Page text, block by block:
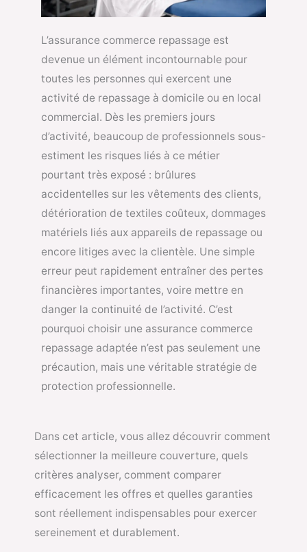
L’assurance commerce repassage est
devenue un élément incontournable pour
toutes les personnes qui exercent une
activité de repassage à domicile ou en local
commercial. Dès les premiers jours
d’activité, beaucoup de professionnels sous-
estiment les risques liés à ce métier
pourtant très exposé : brûlures
accidentelles sur les vêtements des clients,
détérioration de textiles coûteux, dommages
matériels liés aux appareils de repassage ou
encore litiges avec la clientèle. Une simple
erreur peut rapidement entraîner des pertes
financières importantes, voire mettre en
danger la continuité de l’activité. C’est
pourquoi choisir une assurance commerce
repassage adaptée n’est pas seulement une
précaution, mais une véritable stratégie de
protection professionnelle.
Dans cet article, vous allez découvrir comment
sélectionner la meilleure couverture, quels
critères analyser, comment comparer
efficacement les offres et quelles garanties
sont réellement indispensables pour exercer
sereinement et durablement.